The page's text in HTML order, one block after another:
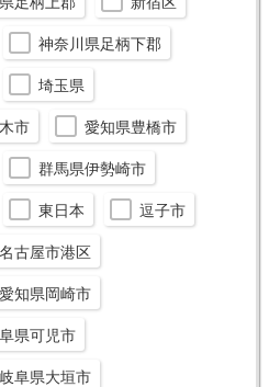
神奈川県足柄下郡
埼玉県
市 愛知県豊橋市
群馬県伊勢崎市
東日本 逗子市
名古屋市港区
愛知県岡崎市
県可児市
岐阜県大垣市